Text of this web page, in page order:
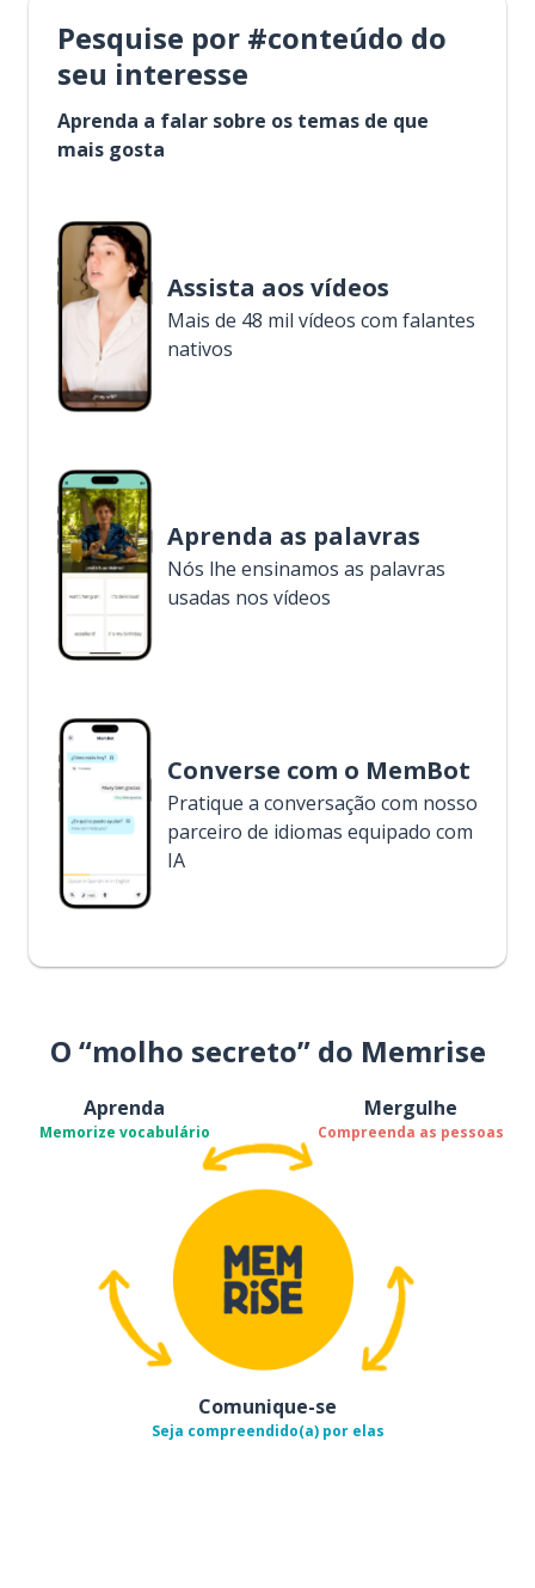
Pesquise por #conteúdo do
seu interesse
Aprenda a falar sobre os temas de que
mais gosta
Assista aos vídeos
Mais de 48 mil vídeos com falantes
nativos
Aprenda as palavras
Nós lhe ensinamos as palavras
usadas nos vídeos
Converse com o MemBot
Pratique a conversação com nosso
parceiro de idiomas equipado com
IA
O “molho secreto” do Memrise
Aprenda
Memorize vocabulário
Mergulhe
Compreenda as pessoas
Comunique-se
Seja compreendido(a) por elas